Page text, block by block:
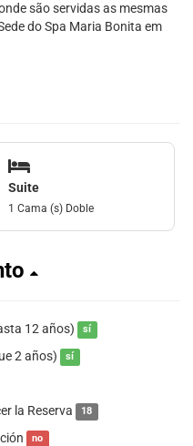
são servidas as mesmas
do Spa Maria Bonita em
Suite
1 Cama (s) Doble
12 años) sí
2 años) sí
la Reserva 18
no